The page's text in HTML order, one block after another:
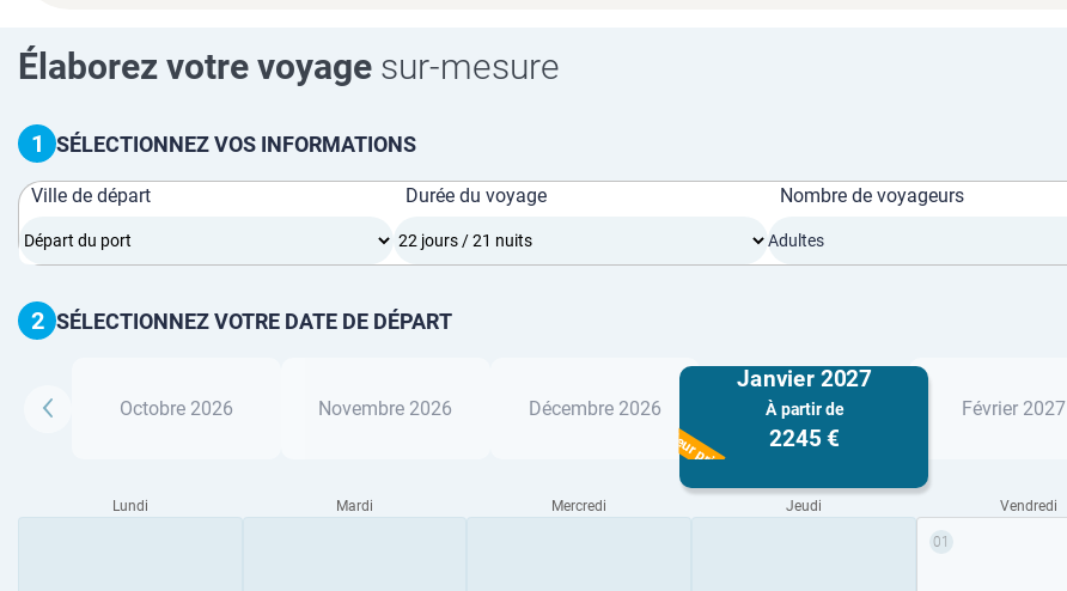
Élaborez votre voyage sur-mesure
1 SÉLECTIONNEZ VOS INFORMATIONS
Ville de départ Durée du voyage Nombre de voyageurs
Adultes
2 SÉLECTIONNEZ VOTRE DATE DE DÉPART
Octobre 2026 Novembre 2026 Décembre 2026
Janvier 2027
À partir de
2245 €
Meilleur prix
Février 2027
Lundi Mardi Mercredi Jeudi Vendredi
01